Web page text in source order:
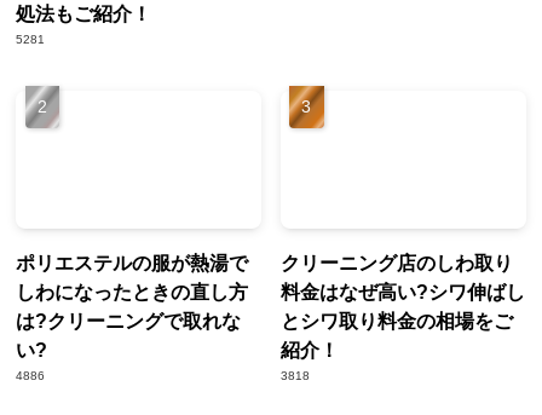
処法もご紹介！
5281
ポリエステルの服が熱湯で
しわになったときの直し方
は?クリーニングで取れな
い?
4886
クリーニング店のしわ取り
料金はなぜ高い?シワ伸ばし
とシワ取り料金の相場をご
紹介！
3818